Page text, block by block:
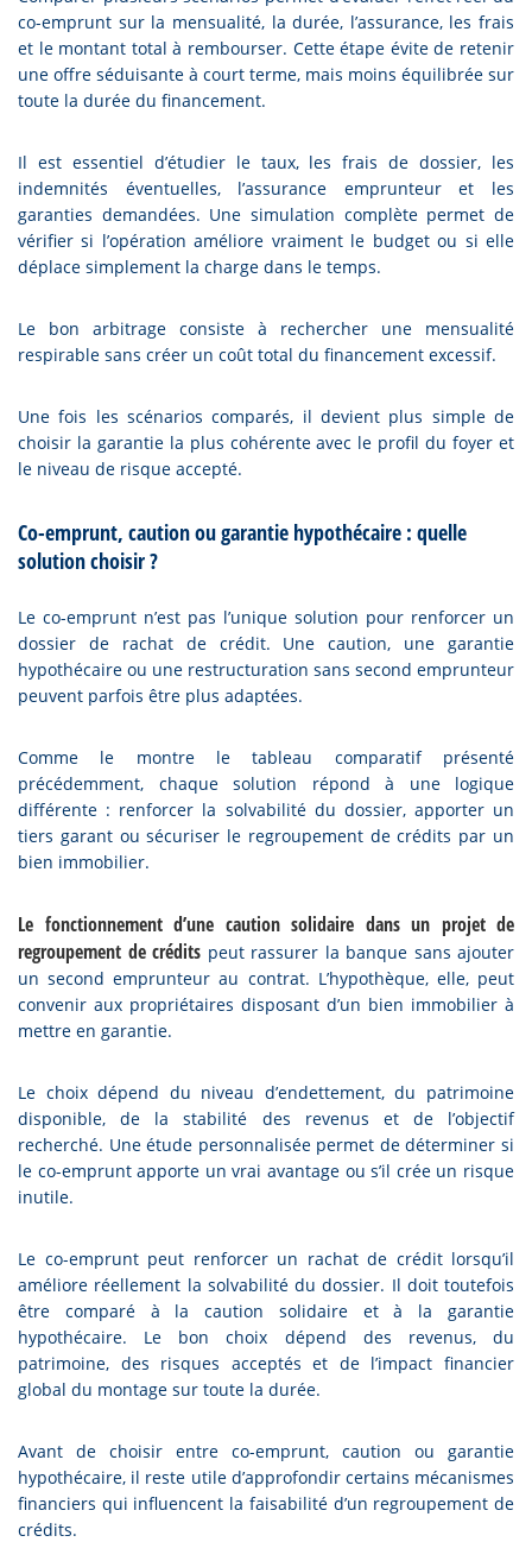
co-emprunt sur la mensualité, la durée, l’assurance, les frais
et le montant total à rembourser. Cette étape évite de retenir
une offre séduisante à court terme, mais moins équilibrée sur
toute la durée du financement.
Il est essentiel d’étudier le taux, les frais de dossier, les
indemnités éventuelles, l’assurance emprunteur et les
garanties demandées. Une simulation complète permet de
vérifier si l’opération améliore vraiment le budget ou si elle
déplace simplement la charge dans le temps.
Le bon arbitrage consiste à rechercher une mensualité
respirable sans créer un coût total du financement excessif.
Une fois les scénarios comparés, il devient plus simple de
choisir la garantie la plus cohérente avec le profil du foyer et
le niveau de risque accepté.
Co-emprunt, caution ou garantie hypothécaire : quelle
solution choisir ?
Le co-emprunt n’est pas l’unique solution pour renforcer un
dossier de rachat de crédit. Une caution, une garantie
hypothécaire ou une restructuration sans second emprunteur
peuvent parfois être plus adaptées.
Comme le montre le tableau comparatif présenté
précédemment, chaque solution répond à une logique
différente : renforcer la solvabilité du dossier, apporter un
tiers garant ou sécuriser le regroupement de crédits par un
bien immobilier.
Le fonctionnement d’une caution solidaire dans un projet de
regroupement de crédits peut rassurer la banque sans ajouter
un second emprunteur au contrat. L’hypothèque, elle, peut
convenir aux propriétaires disposant d’un bien immobilier à
mettre en garantie.
Le choix dépend du niveau d’endettement, du patrimoine
disponible, de la stabilité des revenus et de l’objectif
recherché. Une étude personnalisée permet de déterminer si
le co-emprunt apporte un vrai avantage ou s’il crée un risque
inutile.
Le co-emprunt peut renforcer un rachat de crédit lorsqu’il
améliore réellement la solvabilité du dossier. Il doit toutefois
être comparé à la caution solidaire et à la garantie
hypothécaire. Le bon choix dépend des revenus, du
patrimoine, des risques acceptés et de l’impact financier
global du montage sur toute la durée.
Avant de choisir entre co-emprunt, caution ou garantie
hypothécaire, il reste utile d’approfondir certains mécanismes
financiers qui influencent la faisabilité d’un regroupement de
crédits.